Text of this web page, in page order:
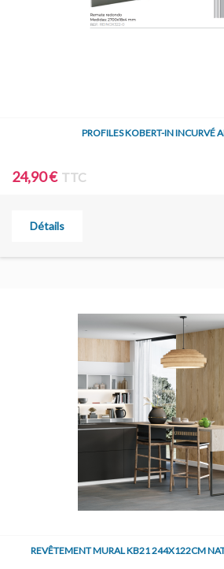
PROFILES KOBERT-IN INCURVÉ
24,90 € TTC
Détails
REVÊTEMENT MURAL KB21 244X122CM